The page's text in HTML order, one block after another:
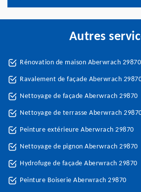
Autres
Rénovation de maison Aberwrach 29870
Ravalement de façade Aberwrach
Nettoyage de façade Aberwrach 29870
Nettoyage de terrasse Aberwrach
Peinture extérieure Aberwrach 29870
Nettoyage de pignon Aberwrach 29870
Hydrofuge de façade Aberwrach 29870
Peinture Boiserie Aberwrach 29870